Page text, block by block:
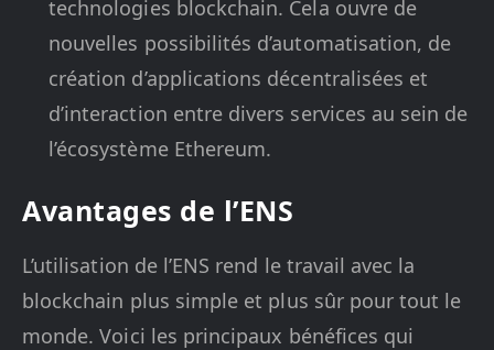
technologies blockchain. Cela ouvre de
nouvelles possibilités d’automatisation, de
création d’applications décentralisées et
d’interaction entre divers services au sein de
l’écosystème Ethereum.
Avantages de l’ENS
L’utilisation de l’ENS rend le travail avec la
blockchain plus simple et plus sûr pour tout le
monde. Voici les principaux bénéfices qui